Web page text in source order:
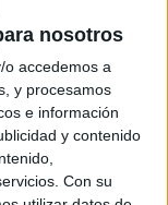
nosotros
accedemos a
y procesamos
e información
y contenido
Con su
BATimes
reservados
5346433